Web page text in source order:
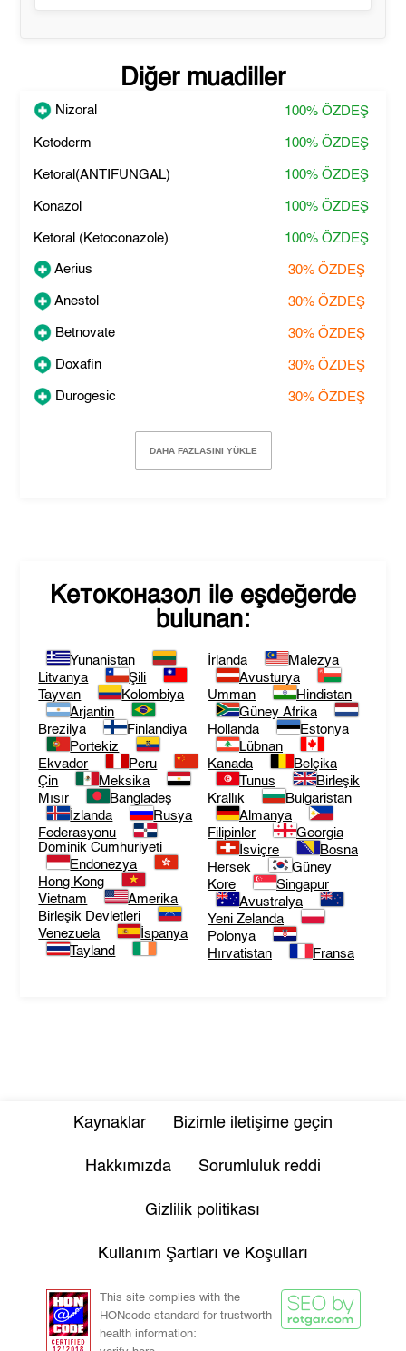
Diğer muadiller
Nizoral 100% ÖZDEŞ
Ketoderm 100% ÖZDEŞ
Ketoral(ANTIFUNGAL) 100% ÖZDEŞ
Konazol 100% ÖZDEŞ
Ketoral (Ketoconazole) 100% ÖZDEŞ
Aerius 30% ÖZDEŞ
Anestol 30% ÖZDEŞ
Betnovate 30% ÖZDEŞ
Doxafin 30% ÖZDEŞ
Durogesic 30% ÖZDEŞ
DAHA FAZLASINI YÜKLE
Кетоконазол ile eşdeğerde
bulunan:
Yunanistan
Litvanya
Şili
Tayvan
Kolombiya
Arjantin
Brezilya
Finlandiya
Portekiz
Ekvador
Peru
Çin
Meksika
Mısır
Bangladeş
İzlanda
Rusya
Federasyonu
Dominik Cumhuriyeti
Endonezya
Hong Kong
Vietnam
Amerika
Birleşik Devletleri
Venezuela
İspanya
Tayland
İrlanda
Malezya
Avusturya
Umman
Hindistan
Güney Afrika
Hollanda
Estonya
Lübnan
Kanada
Belçika
Tunus
Birleşik
Krallık
Bulgaristan
Almanya
Filipinler
Georgia
İsviçre
Bosna
Hersek
Güney
Kore
Singapur
Avustralya
Yeni Zelanda
Polonya
Hırvatistan
Fransa
Kaynaklar Bizimle iletişime geçin
Hakkımızda Sorumluluk reddi
Gizlilik politikası
Kullanım Şartları ve Koşulları
This site complies with the
HONcode standard for trustworth
health information: